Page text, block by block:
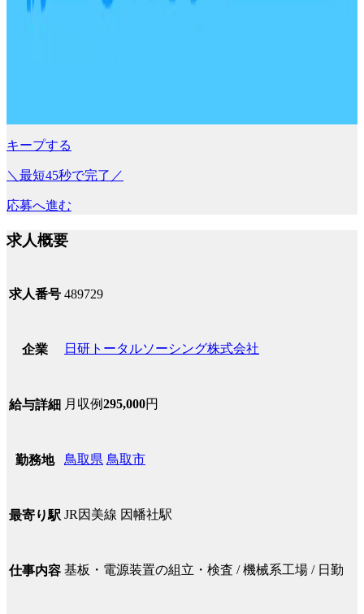
キープする
＼最短45秒で完了／
応募へ進む
求人概要
求人番号 489729
企業 日研トータルソーシング株式会社
給与詳細 月収例295,000円
勤務地 鳥取県 鳥取市
最寄り駅 JR因美線 因幡社駅
仕事内容 基板・電源装置の組立・検査 / 機械系工場 / 日勤